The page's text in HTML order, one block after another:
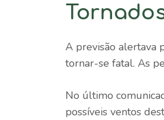
A previsão alertava
tornar-se fatal. As
No último
possíveis ventos